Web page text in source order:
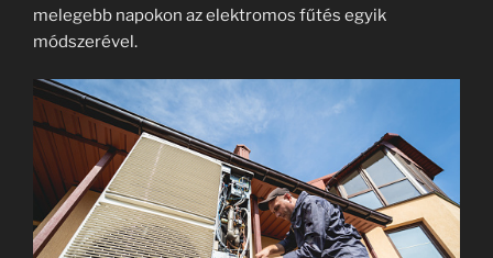
melegebb napokon az elektromos fűtés egyik
módszerével.